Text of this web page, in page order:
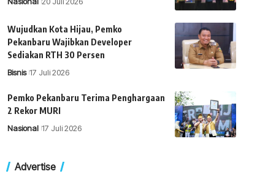
Wujudkan Kota Hijau, Pemko
Pekanbaru Wajibkan Developer
Sediakan RTH 30 Persen
Bisnis 17 Juli 2026
Pemko Pekanbaru Terima Penghargaan
2 Rekor MURI
Nasional 17 Juli 2026
Advertise